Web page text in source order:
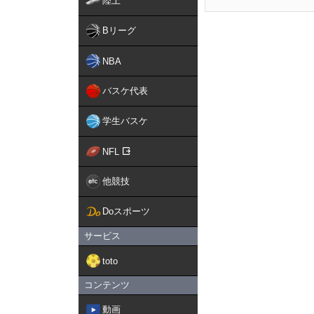
Bリーグ
NBA
バスケ代表
学生バスケ
NFL
他競技
Doスポーツ
サービス
toto
コンテンツ
動画